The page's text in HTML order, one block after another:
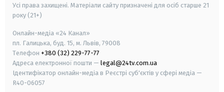
Усі права захищені. Матеріали сайту призначені для осіб старше 21
року (21+)
Онлайн-медіа «24 Канал»
пл. Галицька, буд. 15, м. Львів, 79008
Телефон +380 (32) 229-77-77
Адреса електронної пошти — legal@24tv.com.ua
Ідентифікатор онлайн-медіа в Реєстрі суб'єктів у сфері медіа —
R40-06057